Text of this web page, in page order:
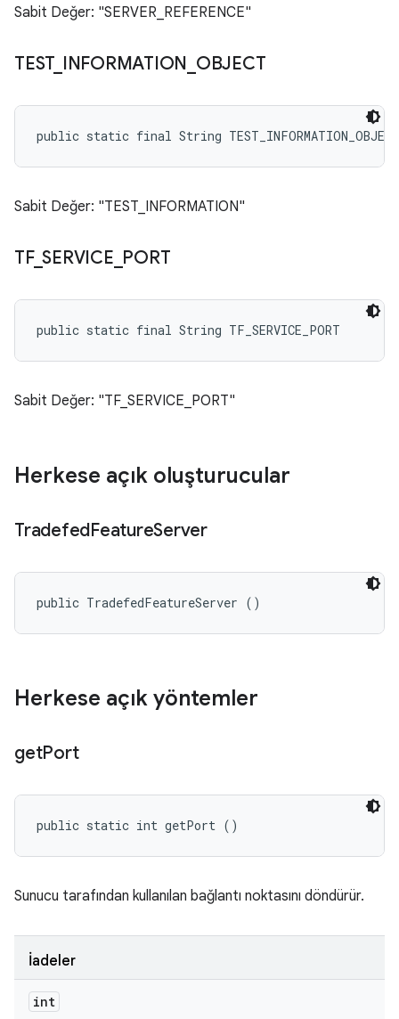
Sabit Değer: "SERVER_REFERENCE"
TEST_ INFORMATION OBJECT
public static final String TEST_INFORMATION_OBJECT
Sabit Değer: "TEST_INFORMATION"
TF_SERVICE PORT
public static final String TF_SERVICE_PORT
Sabit Değer: "TF_SERVICE_PORT"
Herkese açık oluşturucular
TradefedFeatureServer
public TradefedFeatureServer ()
Herkese açık yöntemler
getPort
public static int getPort ()
Sunucu tarafından kullanılan bağlantı noktasını döndürür.
İadeler
int